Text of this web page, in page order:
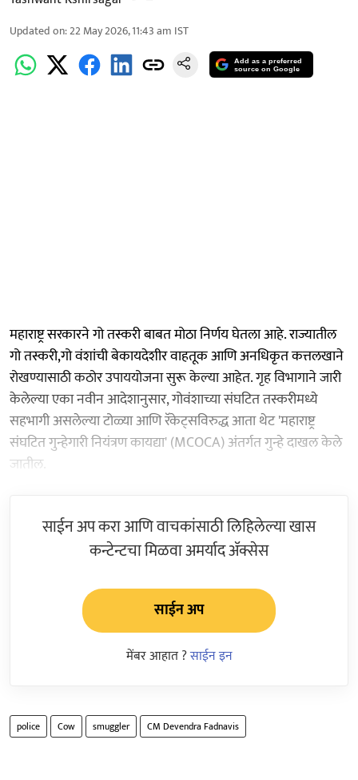
Updated on:22 May 2026, 11:43 am IST
Add as a preferred
source on Google
महाराष्ट्र सरकारने गो तस्करी बाबत मोठा निर्णय घेतला आहे. राज्यातील
गो तस्करी,गो वंशांची बेकायदेशीर वाहतूक आणि अनधिकृत कत्तलखाने
रोखण्यासाठी कठोर उपाययोजना सुरू केल्या आहेत. गृह विभागाने जारी
केलेल्या एका नवीन आदेशानुसार, गोवंशाच्या संघटित तस्करीमध्ये
सहभागी असलेल्या टोळ्या आणि रॅकेट्सविरुद्ध आता थेट 'महाराष्ट्र
संघटित गुन्हेगारी नियंत्रण कायद्या' (MCOCA) अंतर्गत गुन्हे दाखल केले
जातील.
साईन अप करा आणि वाचकांसाठी लिहिलेल्या खास
कन्टेन्टचा मिळवा अमर्याद ॲक्सेस
साईन अप
मेंबर आहात ?साईन इन
police Cow smuggler CM Devendra Fadnavis